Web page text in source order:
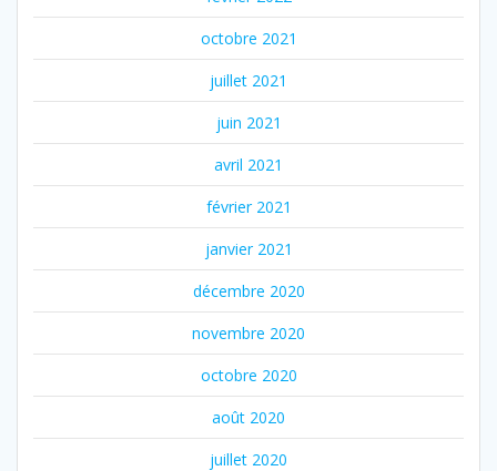
octobre 2021
juillet 2021
juin 2021
avril 2021
février 2021
janvier 2021
décembre 2020
novembre 2020
octobre 2020
août 2020
juillet 2020